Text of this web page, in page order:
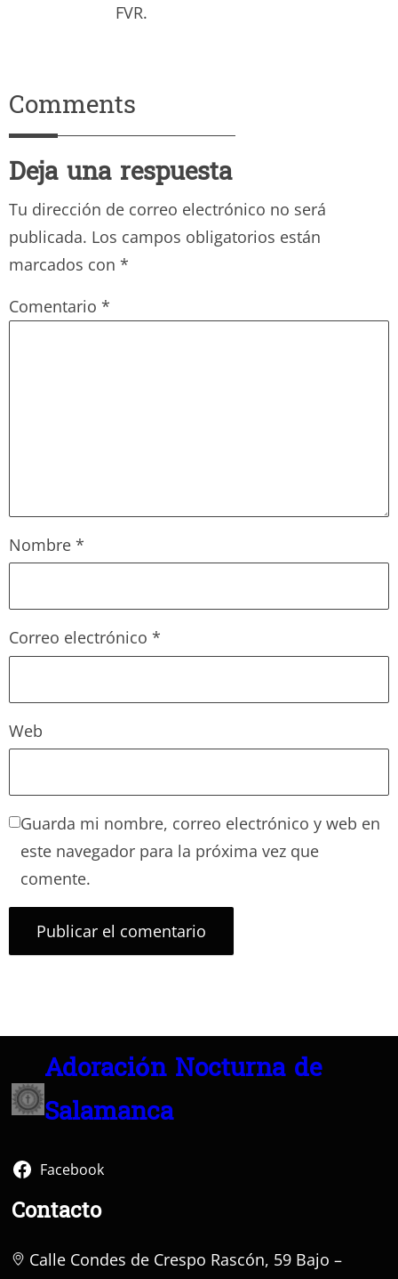
FVR.
Comments
Deja una respuesta
Tu dirección de correo electrónico no será
publicada. Los campos obligatorios están
marcados con *
Comentario *
Nombre *
Correo electrónico *
Web
Guarda mi nombre, correo electrónico y web en
este navegador para la próxima vez que
comente.
Adoración Nocturna de
Salamanca
Facebook
Contacto
Calle Condes de Crespo Rascón, 59 Bajo –